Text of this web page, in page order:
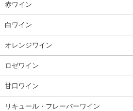
赤ワイン
白ワイン
オレンジワイン
ロゼワイン
甘口ワイン
リキュール・フレーバーワイン